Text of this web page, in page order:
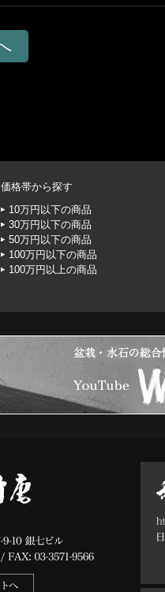
価格帯から探す
10万円以下の商品
30万円以下の商品
50万円以下の商品
100万円以下の商品
100万円以上の商品